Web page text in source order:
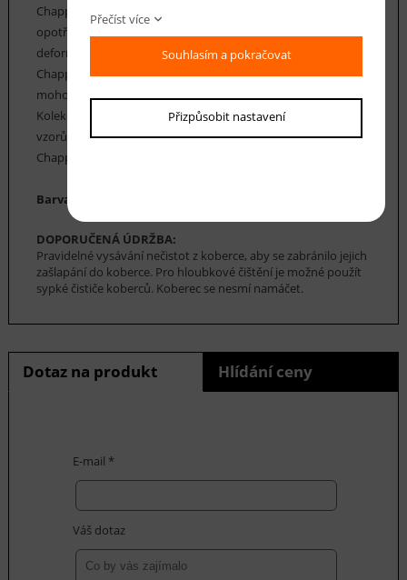
Chappe se vyznačují především velmi vysokou odolností proti
opotřebení, vláken, která jsou pružná a odolná proti
deformaci. Údržba koberců Chappe je velice snadná. Koberce
Chappe mají vysoký koeficient tepelné vodivosti, a proto
mohou být použity v místnostech s podlahovým topením.
Kolekce koberců Chappe nabízí řadu klasických i moderních
vzorů, včetně geometrických, floristických a perských.Koberce
Chappe nabízíme v nejrůznějších rozměrech.
Barva koberce: vínová, krémová, béžová, zelená, černá
DOPORUČENÁ ÚDRŽBA:
Pravidelné vysávání nečistot z koberce, aby se zabránilo jejich
zašlapání do koberce. Pro hloubkové čištění je možné použít
sypké čističe koberců. Koberec se nesmí namáčet.
Dotaz na produkt Hlídání ceny
E-mail *
Váš dotaz
Přečíst více
Souhlasím a pokračovat
Přizpůsobit nastavení